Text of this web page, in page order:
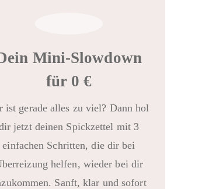
Mini-Slowdown
für 0 €
ist gerade alles zu viel? Dann hol
jetzt deinen Spickzettel mit 3
einfachen Schritten, die dir bei
helfen, wieder bei dir
Sanft, klar und sofort